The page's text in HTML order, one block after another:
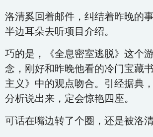
洛清奚回着邮件，纠结着昨晚的
半边耳朵去听项目介绍。
巧的是，《全息密室逃脱》这个
念，刚好和昨晚他看的冷门宝藏
主义》中的观点吻合。引经据典
分析说出来，定会惊艳四座。
可话在嘴边转了个圈，还是被洛